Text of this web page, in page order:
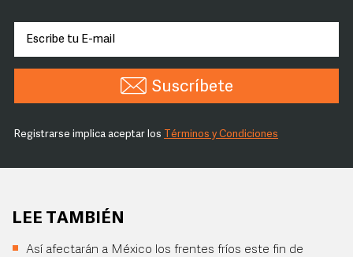
Suscríbete
Registrarse implica aceptar los Términos y Condiciones
LEE TAMBIÉN
Así afectarán a México los frentes fríos este fin de